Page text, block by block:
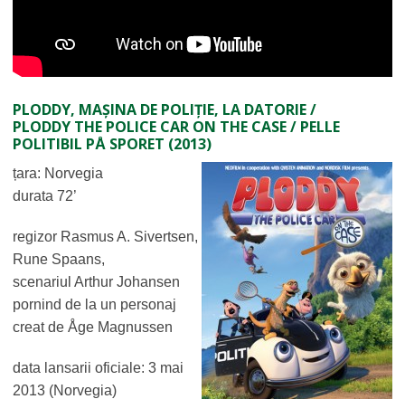
PLODDY, MAȘINA DE POLIȚIE, LA DATORIE /
PLODDY THE POLICE CAR ON THE CASE / PELLE
POLITIBIL PÅ SPORET (2013)
țara: Norvegia
durata 72’
regizor Rasmus A. Sivertsen,
Rune Spaans,
scenariul Arthur Johansen
pornind de la un personaj
creat de Åge Magnussen
data lansarii oficiale: 3 mai
2013 (Norvegia)